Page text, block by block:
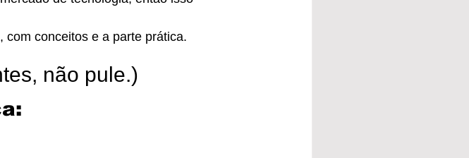
com conceitos e a parte prática.
não pule.)